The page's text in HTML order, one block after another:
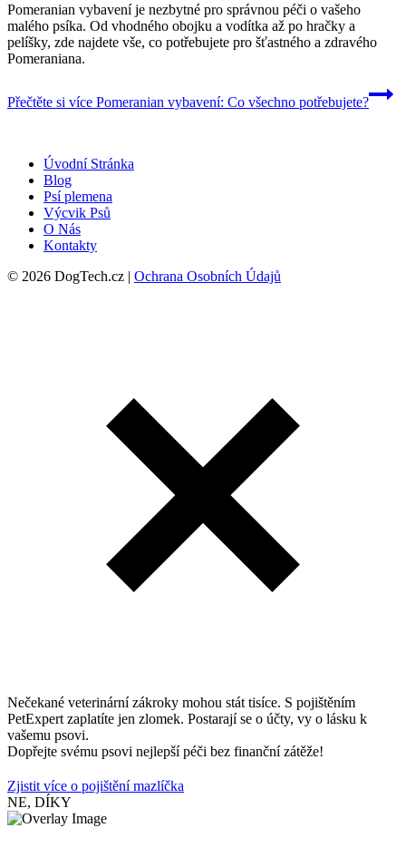
Pomeranian vybavení je nezbytné pro správnou péči o vašeho
malého psíka. Od vhodného obojku a vodítka až po hračky a
pelíšky, zde najdete vše, co potřebujete pro šťastného a zdravého
Pomeraniana.
Přečtěte si více Pomeranian vybavení: Co všechno potřebujete?
Úvodní Stránka
Blog
Psí plemena
Výcvik Psů
O Nás
Kontakty
© 2026 DogTech.cz | Ochrana Osobních Údajů
Nečekané veterinární zákroky mohou stát tisíce. S pojištěním
PetExpert zaplatíte jen zlomek. Postarají se o účty, vy o lásku k
vašemu psovi.
Dopřejte svému psovi nejlepší péči bez finanční zátěže!
Zjistit více o pojištění mazlíčka
NE, DÍKY